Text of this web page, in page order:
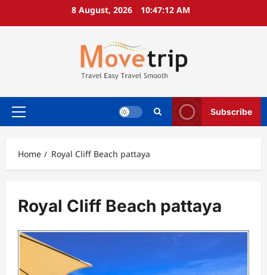
8 August, 2026 10:47:12 AM
Primary
Subscribe
Home Royal Cliff Beach pattaya
Royal Cliff Beach pattaya